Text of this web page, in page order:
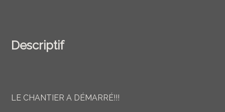
Descriptif
LE CHANTIER A DÉMARRÉ!!!